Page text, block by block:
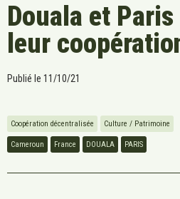
Douala et
leur
Publié le 11/10/21
Coopération décentralisée Culture / Patrimoine
Cameroun France DOUALA PARIS